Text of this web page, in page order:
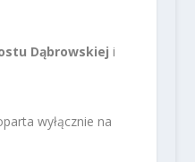
Dąbrowskiej i
wyłącznie na